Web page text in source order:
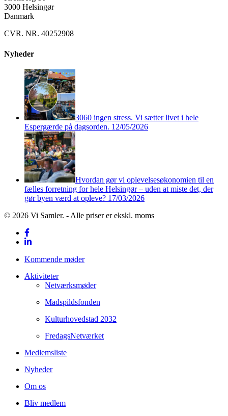
3000 Helsingør
Danmark
CVR. NR. 40252908
Nyheder
3060 ingen stress. Vi sætter livet i hele
Espergærde på dagsorden. 12/05/2026
Hvordan gør vi oplevelsesøkonomien til en
fælles forretning for hele Helsingør – uden at miste det, der
gør byen værd at opleve? 17/03/2026
© 2026 Vi Samler. - Alle priser er ekskl. moms
facebook
linkedin
Close
Kommende møder
Aktiviteter
Netværksmøder
Madspildsfonden
Kulturhovedstad 2032
FredagsNetværket
Medlemsliste
Nyheder
Om os
Bliv medlem